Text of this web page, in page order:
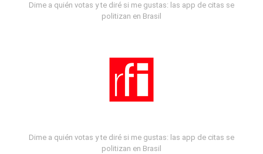
Dime a quién votas y te diré si me gustas: las app de citas se
politizan en Brasil
Dime a quién votas y te diré si me gustas: las app de citas se
politizan en Brasil